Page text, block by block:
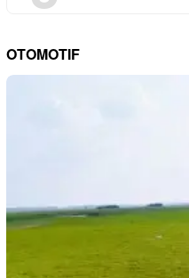
OTOMOTIF